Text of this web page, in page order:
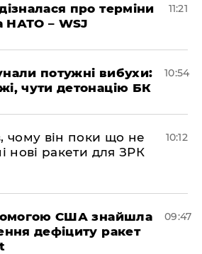
про терміни
НАТО – WSJ
11:21
потужні вибухи:
чути детонацію БК
10:54
чому він поки що не
нові ракети для ЗРК
10:12
США знайшла
дефіциту ракет
09:47